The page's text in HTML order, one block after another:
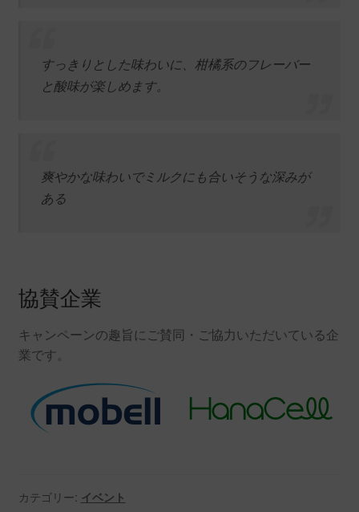
すっきりとした味わいに、柑橘系のフレーバー
と酸味が楽しめます。
爽やかな味わいでミルクにも合いそうな深みが
ある
協賛企業
キャンペーンの趣旨にご賛同・ご協力いただいている企
業です。
カテゴリー: イベント